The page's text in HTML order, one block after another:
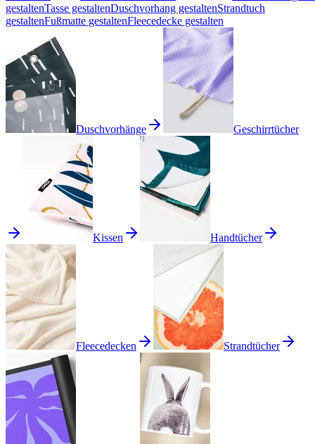
gestaltenTasse gestaltenDuschvorhang gestaltenStrandtuch
gestaltenFußmatte gestaltenFleecedecke gestalten
Duschvorhänge Geschirrtücher
Kissen Handtücher
Fleecedecken Strandtücher